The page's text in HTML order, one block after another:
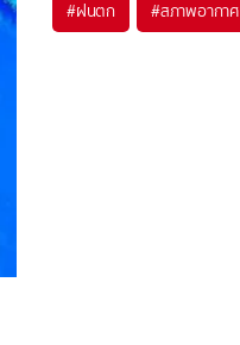
#ฝนตก #สภาพอากาศ